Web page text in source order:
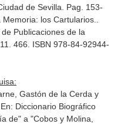
de Sevilla. Pag. 153-
los Cartularios.
Publicaciones de la
466. ISBN 978-84-92944-
Gastón de la Cerda y
En: Diccionario Biográfico
de" a "Cobos y Molina,